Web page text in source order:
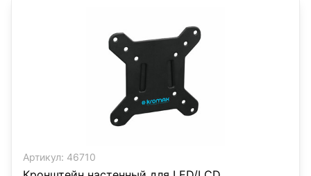
Артикул: 46710